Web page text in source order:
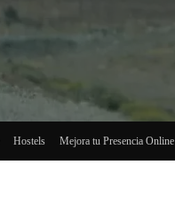
Hostels Mejora tu Presencia Online